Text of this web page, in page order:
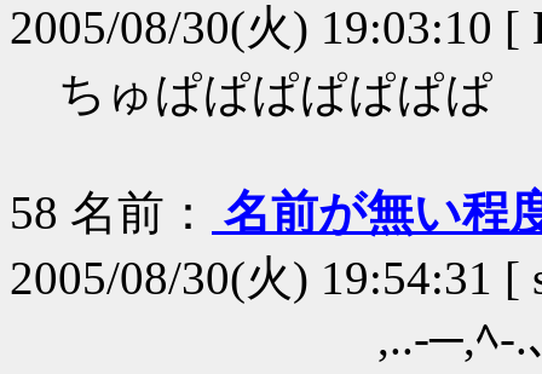
2005/08/30(火) 19:03:10 [
ちゅぱぱぱぱぱぱぱ
58 名前：
名前が無い程
2005/08/30(火) 19:54:31 [
,..-─,ﾍ-.